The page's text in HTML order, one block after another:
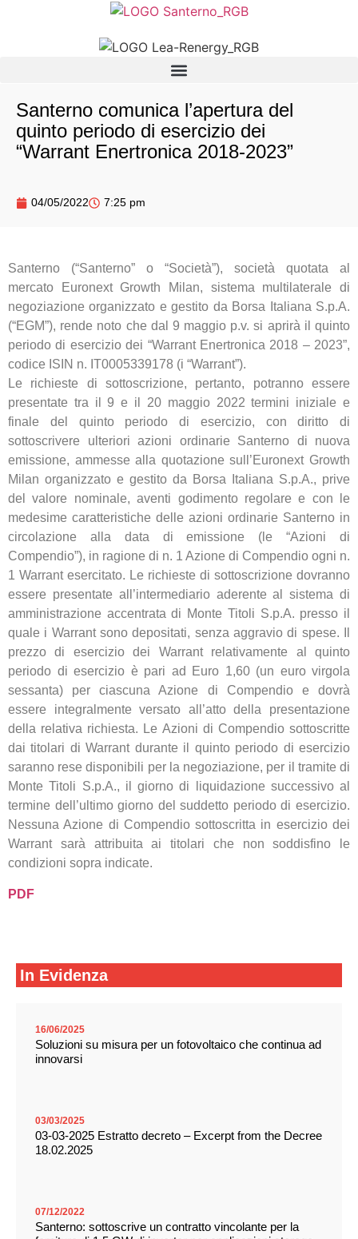
Santerno comunica l’apertura del
quinto periodo di esercizio dei
“Warrant Enertronica 2018-2023”
04/05/2022 7:25 pm
Santerno (“Santerno” o “Società”), società quotata al
mercato Euronext Growth Milan, sistema multilaterale di
negoziazione organizzato e gestito da Borsa Italiana S.p.A.
(“EGM”), rende noto che dal 9 maggio p.v. si aprirà il quinto
periodo di esercizio dei “Warrant Enertronica 2018 – 2023”,
codice ISIN n. IT0005339178 (i “Warrant”).
Le richieste di sottoscrizione, pertanto, potranno essere
presentate tra il 9 e il 20 maggio 2022 termini iniziale e
finale del quinto periodo di esercizio, con diritto di
sottoscrivere ulteriori azioni ordinarie Santerno di nuova
emissione, ammesse alla quotazione sull’Euronext Growth
Milan organizzato e gestito da Borsa Italiana S.p.A., prive
del valore nominale, aventi godimento regolare e con le
medesime caratteristiche delle azioni ordinarie Santerno in
circolazione alla data di emissione (le “Azioni di
Compendio”), in ragione di n. 1 Azione di Compendio ogni n.
1 Warrant esercitato. Le richieste di sottoscrizione dovranno
essere presentate all’intermediario aderente al sistema di
amministrazione accentrata di Monte Titoli S.p.A. presso il
quale i Warrant sono depositati, senza aggravio di spese. Il
prezzo di esercizio dei Warrant relativamente al quinto
periodo di esercizio è pari ad Euro 1,60 (un euro virgola
sessanta) per ciascuna Azione di Compendio e dovrà
essere integralmente versato all’atto della presentazione
della relativa richiesta. Le Azioni di Compendio sottoscritte
dai titolari di Warrant durante il quinto periodo di esercizio
saranno rese disponibili per la negoziazione, per il tramite di
Monte Titoli S.p.A., il giorno di liquidazione successivo al
termine dell’ultimo giorno del suddetto periodo di esercizio.
Nessuna Azione di Compendio sottoscritta in esercizio dei
Warrant sarà attribuita ai titolari che non soddisfino le
condizioni sopra indicate.
PDF
In Evidenza
16/06/2025
Soluzioni su misura per un fotovoltaico che continua ad
innovarsi
03/03/2025
03-03-2025 Estratto decreto – Excerpt from the Decree
18.02.2025
07/12/2022
Santerno: sottoscrive un contratto vincolante per la